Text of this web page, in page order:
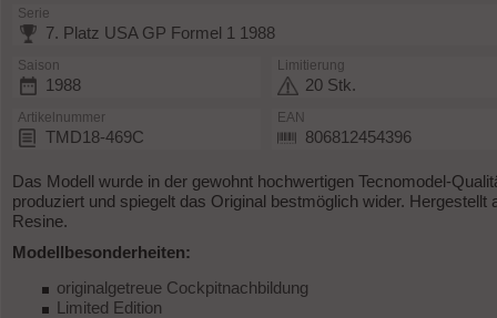
Serie
7. Platz USA GP Formel 1 1988
Saison
1988
Limitierung
20 Stk.
Artikelnummer
TMD18-469C
EAN
806812454396
Das Modell wurde in der gewohnt hochwertigen Tecnomodel-
produziert und spiegelt das Original bestmöglich wider. Hergestellt
Resine.
Modellbesonderheiten:
originalgetreue Cockpitnachbildung
Limited Edition